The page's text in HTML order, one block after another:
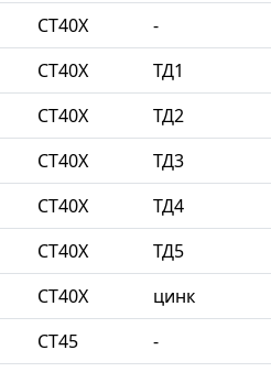
СТ40Х -
СТ40Х ТД1
СТ40Х ТД2
СТ40Х ТД3
СТ40Х ТД4
СТ40Х ТД5
СТ40Х цинк
СТ45 -